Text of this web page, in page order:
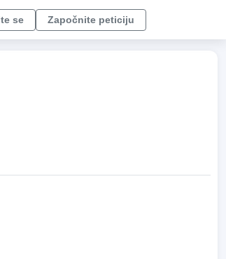
se Započnite peticiju